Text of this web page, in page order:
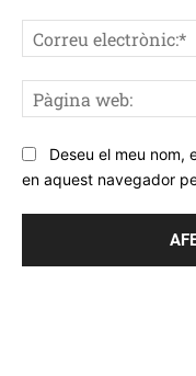
Deseu el meu nom,
en aquest navegador